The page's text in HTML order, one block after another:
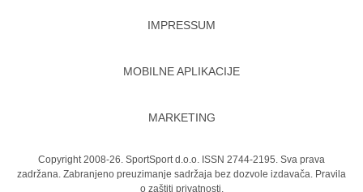
IMPRESSUM
MOBILNE APLIKACIJE
MARKETING
Copyright 2008-26. SportSport d.o.o. ISSN 2744-2195. Sva prava
zadržana. Zabranjeno preuzimanje sadržaja bez dozvole izdavača. Pravila
o zaštiti privatnosti.